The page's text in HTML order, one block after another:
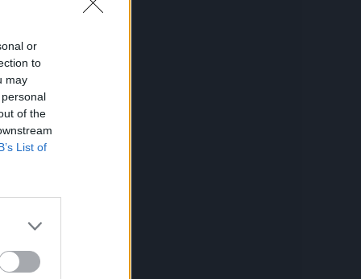
or
to
may
of the
List of